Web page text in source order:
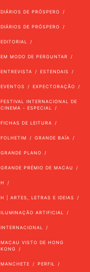
DIÁRIOS DE PRÓSPERO
DIÁRIOS DE PRÓSPERO
EDITORIAL
EM MODO DE PERGUNTAR
ENTREVISTA ESTENDAIS
EVENTOS EXPECTORAÇÃO
FESTIVAL INTERNACIONAL DE
CINEMA - ESPECIAL
FICHAS DE LEITURA
FOLHETIM GRANDE BAÍA
GRANDE PLANO
GRANDE PRÉMIO DE MACAU
H
H | ARTES, LETRAS E IDEIAS
ILUMINAÇÃO ARTIFICIAL
INTERNACIONAL
MACAU VISTO DE HONG
KONG
MANCHETE PERFIL